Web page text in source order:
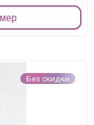
Без скидки